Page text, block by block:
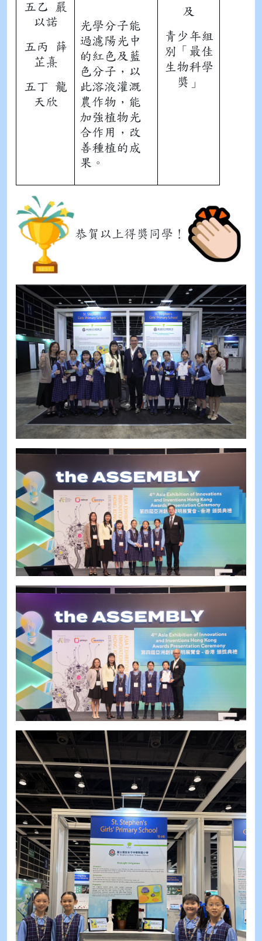
五乙 嚴
以諾
五丙 薛
芷熹
五丁 龍
天欣
光學分子能
過濾陽光中
的紅色及藍
色分子，以
此溶液灌溉
農作物，能
加強植物光
合作用，改
善種植的成
果。
及
青少年組
別「最佳
生物科學
獎」
恭賀以上得獎同學！